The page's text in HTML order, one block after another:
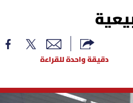
دقيقة واحدة للقراءة